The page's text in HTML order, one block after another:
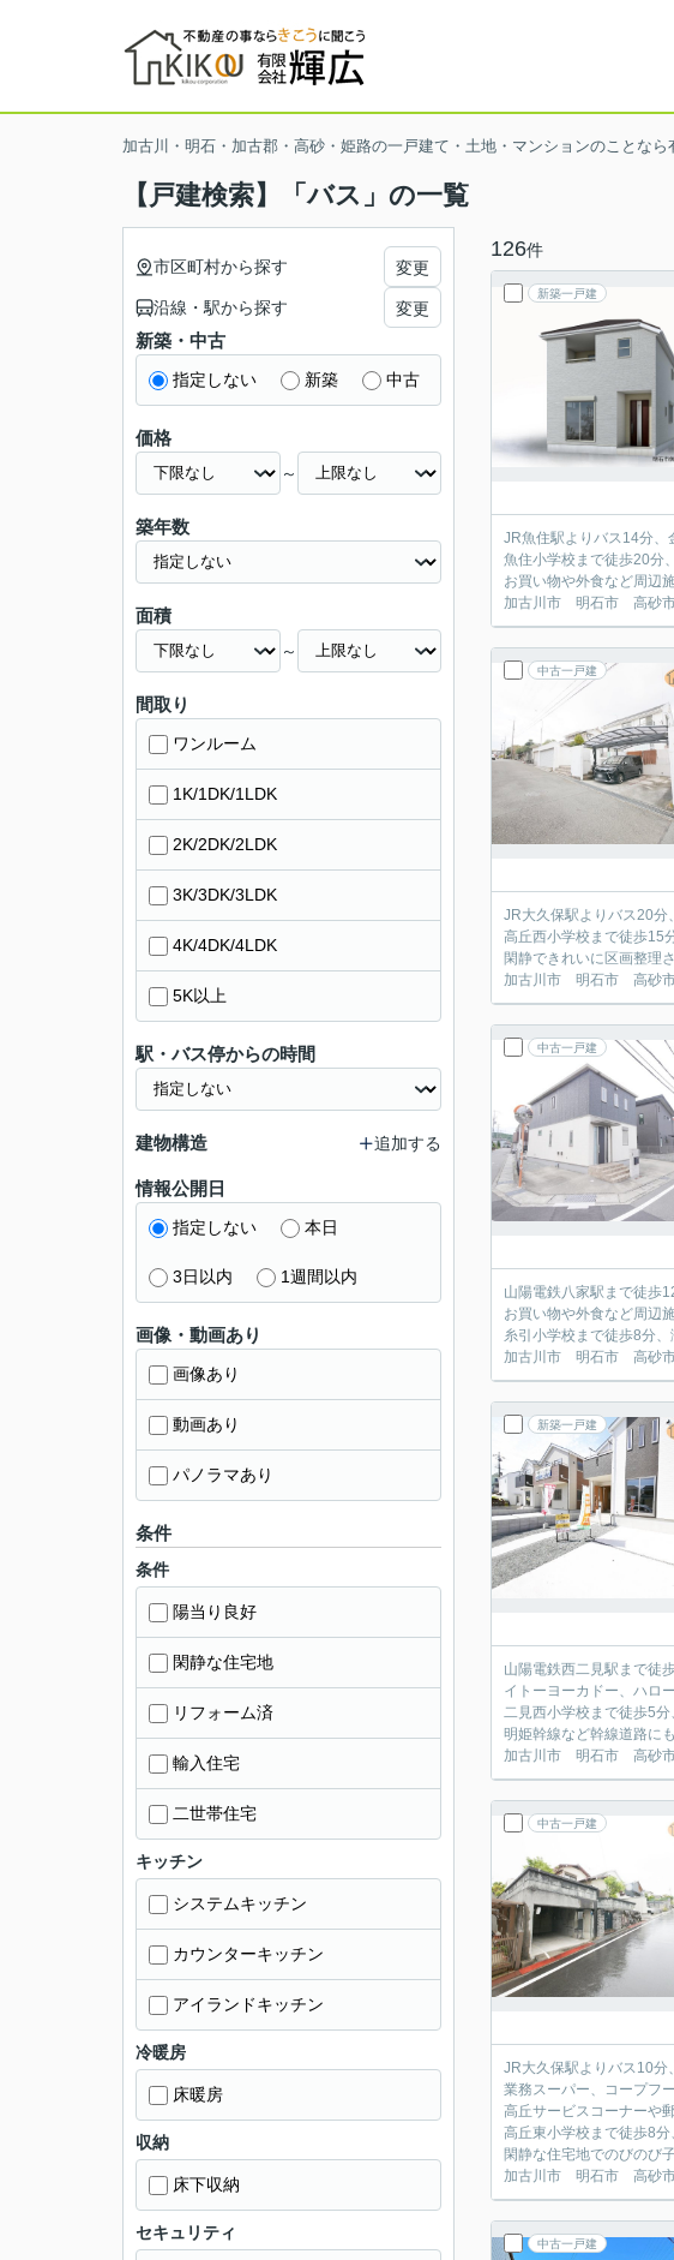
加古川・明石・加古郡・高砂・姫路の一戸建て・土地・マンションのことなら
【戸建検索】「バス」の一覧
126件
新築一戸建
JR魚住駅よりバス14分、
魚住小学校まで徒歩20分
お買い物や外食など周辺
加古川市 明石市 高砂
中古一戸建
JR大久保駅よりバス20分
高丘西小学校まで徒歩15
閑静できれいに区画整理
加古川市 明石市 高砂
中古一戸建
山陽電鉄八家駅まで徒歩
お買い物や外食など周辺
糸引小学校まで徒歩8分、
加古川市 明石市 高砂
新築一戸建
山陽電鉄西二見駅まで徒
イトーヨーカドー、ハロ
二見西小学校まで徒歩5分
明姫幹線など幹線道路に
加古川市 明石市 高砂
中古一戸建
JR大久保駅よりバス10分
業務スーパー、コープフ
高丘サービスコーナーや
高丘東小学校まで徒歩8分
閑静な住宅地でのびのび
加古川市 明石市 高砂
中古一戸建
市区町村から探す 変更
沿線・駅から探す 変更
新築・中古
指定しない 新築 中古
価格
～
築年数
面積
～
間取り
ワンルーム
1K/1DK/1LDK
2K/2DK/2LDK
3K/3DK/3LDK
4K/4DK/4LDK
5K以上
駅・バス停からの時間
建物構造 追加する
情報公開日
指定しない 本日
3日以内 1週間以内
画像・動画あり
画像あり
動画あり
パノラマあり
条件
条件
陽当り良好
閑静な住宅地
リフォーム済
輸入住宅
二世帯住宅
キッチン
システムキッチン
カウンターキッチン
アイランドキッチン
冷暖房
床暖房
収納
床下収納
セキュリティ